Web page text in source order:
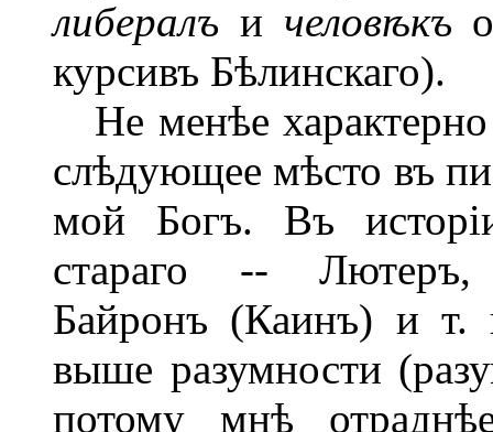
либералъ и человѣкъ
курсивъ Бѣлинскаго).
Не менѣе характерно
слѣдующее мѣсто въ
мой Богъ. Въ
стараго -- Лютеръ,
Байронъ (Каинъ) и т.
выше разумности
потому мнѣ